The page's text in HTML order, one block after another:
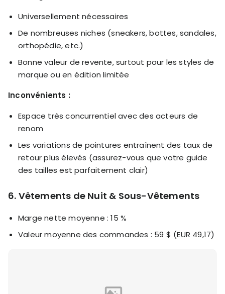
Universellement nécessaires
De nombreuses niches (sneakers, bottes, sandales,
orthopédie, etc.)
Bonne valeur de revente, surtout pour les styles de
marque ou en édition limitée
Inconvénients :
Espace très concurrentiel avec des acteurs de
renom
Les variations de pointures entraînent des taux de
retour plus élevés (assurez-vous que votre guide
des tailles est parfaitement clair)
6. Vêtements de Nuit & Sous-Vêtements
Marge nette moyenne : 15 %
Valeur moyenne des commandes : 59 $ (EUR 49,17)